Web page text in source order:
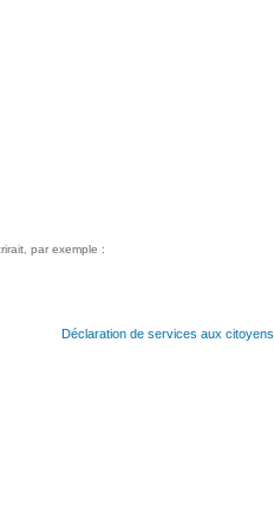
par exemple :
Déclaration de services aux citoyens